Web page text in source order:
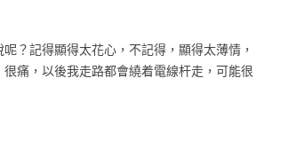
？記得顯得太花心，不記得，顯得太薄情，
痛，以後我走路都會繞着電線杆走，可能很